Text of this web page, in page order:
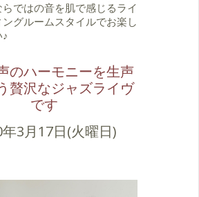
らではの音を肌で感じるライ
グルームスタイルでお楽し
のハーモニーを生声
贅沢なジャズライヴ
です
3月17日(火曜日)